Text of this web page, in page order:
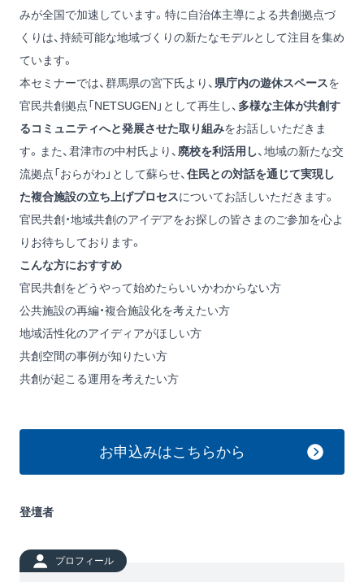
みが全国で加速しています。特に自治体主導による共創拠点づ
くりは、持続可能な地域づくりの新たなモデルとして注目を集め
ています。
本セミナーでは、群馬県の宮下氏より、 県庁内の遊休スペースを
官民共創拠点「NETSUGEN」として再生し、 多様な主体が共創す
るコミュニティへと発展させた取り組みをお話しいただきま
す。また、君津市の中村氏より、 廃校を利活用し、地域の新たな交
流拠点「おらがわ」として蘇らせ、 住民との対話を通じて実現し
た複合施設の立ち上げプロセスについてお話しいただきます。
官民共創・地域共創のアイデアをお探しの皆さまのご参加を心よ
りお待ちしております。
こんな方におすすめ
官民共創をどうやって始めたらいいかわからない方
公共施設の再編・複合施設化を考えたい方
地域活性化のアイディアがほしい方
共創空間の事例が知りたい方
共創が起こる運用を考えたい方
お申込みはこちらから
登壇者
プロフィール